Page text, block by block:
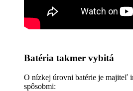
Batéria takmer vybitá
O nízkej úrovni batérie je majiteľ
spôsobmi: